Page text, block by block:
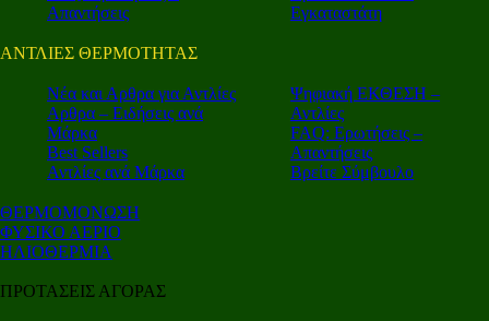
Απαντήσεις
Εγκαταστάτη
ΑΝΤΛΙΕΣ ΘΕΡΜΟΤΗΤΑΣ
Nέα και Αρθρα για Αντλίες
Αρθρα – Ειδήσεις ανά
Μάρκα
Best Sellers
Αντλίες ανά Μάρκα
Ψηφιακή ΕΚΘΕΣΗ –
Αντλίες
FAQ: Ερωτήσεις –
Απαντήσεις
Βρείτε Σύμβουλο
ΘΕΡΜΟΜΟΝΩΣΗ
ΦΥΣΙΚΟ ΑΕΡΙΟ
ΗΛΙΟΘΕΡΜΙΑ
ΠΡΟΤΑΣΕΙΣ ΑΓΟΡΑΣ